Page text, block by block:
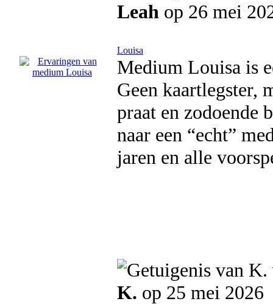
Leah op 26 mei
Louisa
Medium Louisa is
Geen kaartlegster,
praat en zodoende
naar een “echt”
jaren en alle
K. op 25 mei 2026